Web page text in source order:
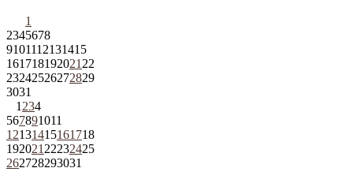
1
2345678
9101112131415
161718192021 22
23242526272829
3031
1 234
567891011
12131415161718
192021 22232425
262728293031